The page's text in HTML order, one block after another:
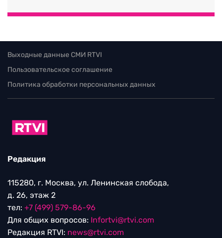
Выходные данные СМИ RTVI
Пользовательское соглашение
Политика обработки персональных данных
Редакция
115280, г. Москва, ул. Ленинская слобода,
д. 26, этаж 2
тел: +7 (499) 579-86-96
Для общих вопросов: Infortvi@rtvi.com
Редакция RTVI: news@rtvi.com